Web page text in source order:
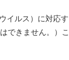
イルス）に対応す
できません。）こ